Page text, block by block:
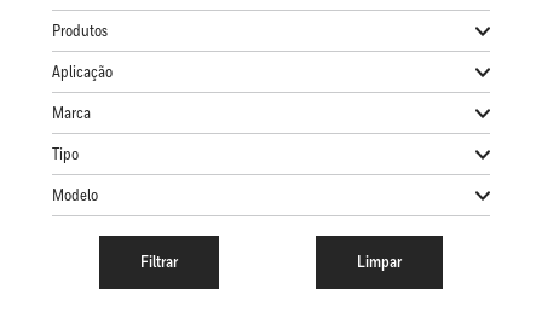
Produtos
Aplicação
Marca
Tipo
Modelo